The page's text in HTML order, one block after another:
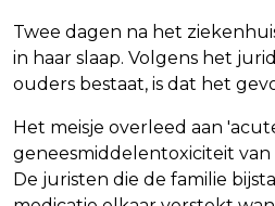
Twee dagen na het
in haar slaap. Volgens het
ouders bestaat, is dat het
Het meisje overleed aan
geneesmiddelentoxiciteit van
De juristen die de familie